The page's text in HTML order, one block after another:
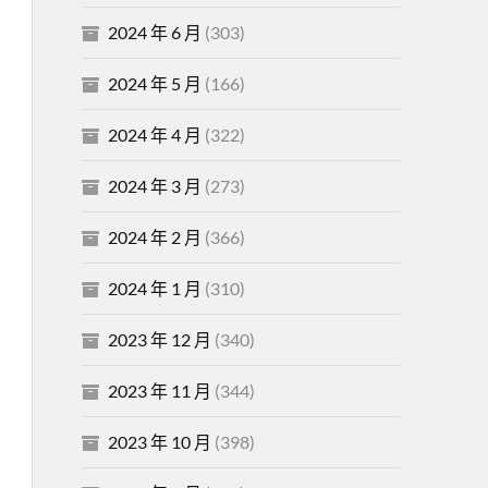
2024 年 6 月 (303)
2024 年 5 月 (166)
2024 年 4 月 (322)
2024 年 3 月 (273)
2024 年 2 月 (366)
2024 年 1 月 (310)
2023 年 12 月 (340)
2023 年 11 月 (344)
2023 年 10 月 (398)